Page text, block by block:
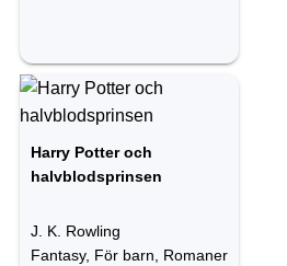
Harry Potter och
halvblodsprinsen
J. K. Rowling
Fantasy, För barn, Romaner